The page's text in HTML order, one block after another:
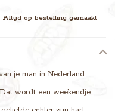
Altijd op bestelling gemaakt
je man in Nederland
wordt een weekendje